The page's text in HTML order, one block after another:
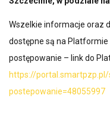
Wszelkie informacje oraz
dostępne są na
postępowanie – link do
https://
postepowanie=48055997